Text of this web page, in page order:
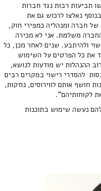
תביעות רבות נגד חברות
נאלצו לרכוש גם את
חברה ומנהליה כמפירי חוק,
משלמת. אני לא מכירה
ולהיתבע. שנים לאחר מכן, כל
את כל הפרטים על השימוש
ההנהלות יש מודעות לנושא,
להסדרי רישוי במקרים רבים
חושף אותם לווירוסים, נוזקות,
לקוחותיהם".
נעשה שימוש בתוכנות